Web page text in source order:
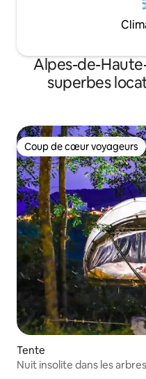
Alpes-de-
superbes
Coup de cœur voyageurs
Coup de cœur voyageurs
Tente
Nuit insolite dans les